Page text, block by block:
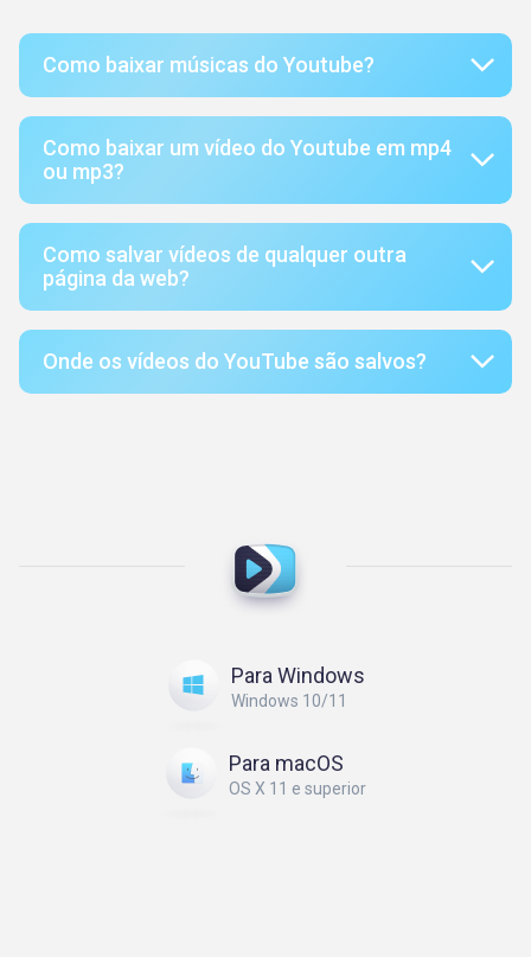
Como baixar músicas do Youtube?
Como baixar um vídeo do Youtube em mp4
ou mp3?
Como salvar vídeos de qualquer outra
página da web?
Onde os vídeos do YouTube são salvos?
Para Windows
Windows 10/11
Para macOS
OS X 11 e superior